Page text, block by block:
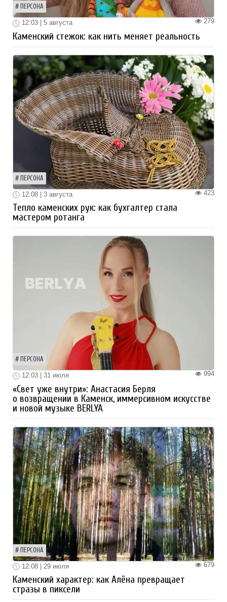
ПЕРСОНА
279
12:03 | 5 августа
Каменский стежок: как нить меняет реальность
ПЕРСОНА
423
12:08 | 3 августа
Тепло каменских рук: как бухгалтер стала
мастером ротанга
ПЕРСОНА
994
12:03 | 31 июля
«Свет уже внутри»: Анастасия Берля
о возвращении в Каменск, иммерсивном искусстве
и новой музыке BERLYA
ПЕРСОНА
679
12:08 | 29 июля
Каменский характер: как Алёна превращает
стразы в пиксели